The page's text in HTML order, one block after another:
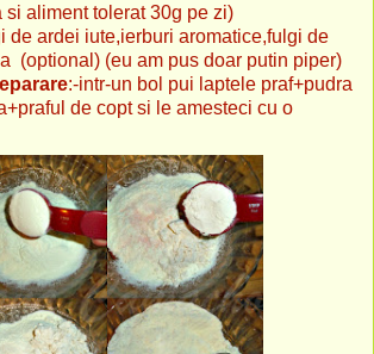
si aliment tolerat 30g pe zi)
de ardei iute,ierburi aromatice,fulgi de
(optional) (eu am pus doar putin piper)
:-intr-un bol pui laptele praf+pudra
de copt si le amesteci cu o